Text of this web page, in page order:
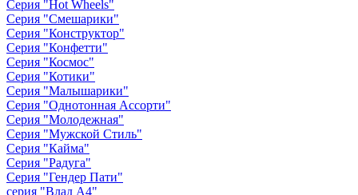
Серия "Hot Wheels"
Серия "Cмешарики"
Серия "Конструктор"
Серия "Конфетти"
Серия "Космос"
Серия "Котики"
Серия "Малышарики"
Серия "Однотонная Ассорти"
Серия "Молодежная"
Серия "Мужской Стиль"
Серия "Кайма"
Серия "Радуга"
Серия "Гендер Пати"
серия "Влад А4"